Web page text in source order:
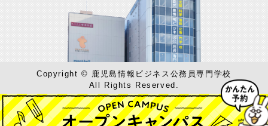
Copyright © 鹿児島情報ビジネス公務員専門学校
All Rights Reserved.